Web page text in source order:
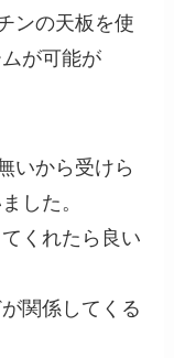
ンの天板を使
が可能が
いから受けら
した。
くれたら良い
関係してくる